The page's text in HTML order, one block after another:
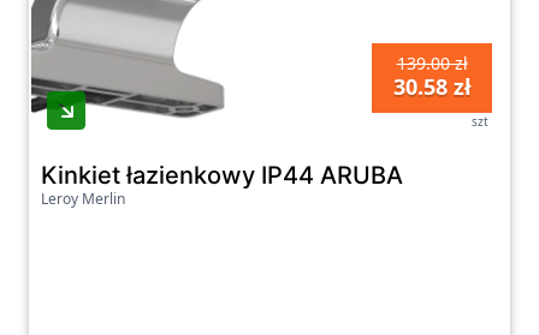
139.00 zł
30.58 zł
szt
Kinkiet łazienkowy IP44 ARUBA
Leroy Merlin